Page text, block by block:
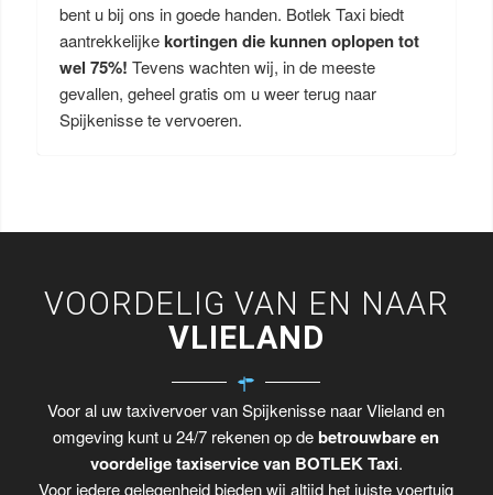
bent u bij ons in goede handen. Botlek Taxi biedt
aantrekkelijkekortingen die kunnen oplopen tot
wel 75%! Tevens wachten wij, in de meeste
gevallen, geheel gratis om u weer terug naar
Spijkenisse te vervoeren.
VOORDELIG VAN EN NAAR
VLIELAND
Voor al uw taxivervoer van Spijkenisse naar Vlieland en
omgeving kunt u 24/7 rekenen op debetrouwbare en
voordelige taxiservice van BOTLEK Taxi.
Voor iedere gelegenheid bieden wij altijd het juiste voertuig